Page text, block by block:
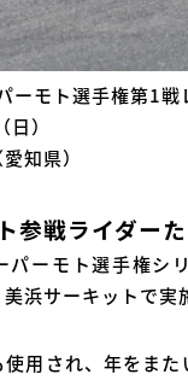
ーモト選手権第1戦
）
知県）
参戦ライダー
パーモト選手権シ
美浜サーキットで
用され、年をま